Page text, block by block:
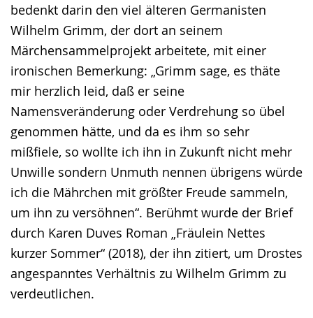
bedenkt darin den viel älteren Germanisten
Wilhelm Grimm, der dort an seinem
Märchensammelprojekt arbeitete, mit einer
ironischen Bemerkung: „Grimm sage, es thäte
mir herzlich leid, daß er seine
Namensveränderung oder Verdrehung so übel
genommen hätte, und da es ihm so sehr
mißfiele, so wollte ich ihn in Zukunft nicht mehr
Unwille sondern Unmuth nennen übrigens würde
ich die Mährchen mit größter Freude sammeln,
um ihn zu versöhnen“. Berühmt wurde der Brief
durch Karen Duves Roman „Fräulein Nettes
kurzer Sommer“ (2018), der ihn zitiert, um Drostes
angespanntes Verhältnis zu Wilhelm Grimm zu
verdeutlichen.